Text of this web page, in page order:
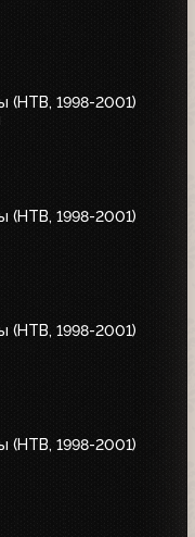
(НТВ, 1998-2001)
(НТВ, 1998-2001)
(НТВ, 1998-2001)
(НТВ, 1998-2001)